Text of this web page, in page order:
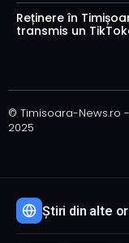
Reținere în
transmis un
© Timisoara-News.ro
2025
Știri din alte